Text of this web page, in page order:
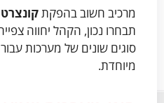
מרכיב חשוב בהפקת
תבחרו נכון, הקהל יחווה
סוגים שונים של מערכות
מיוחדת.